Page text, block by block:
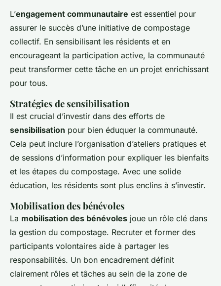
L’engagement communautaire est essentiel pour
assurer le succès d’une initiative de compostage
collectif. En sensibilisant les résidents et en
encourageant la participation active, la communauté
peut transformer cette tâche en un projet enrichissant
pour tous.
Stratégies de sensibilisation
Il est crucial d’investir dans des efforts de
sensibilisation pour bien éduquer la communauté.
Cela peut inclure l’organisation d’ateliers pratiques et
de sessions d’information pour expliquer les bienfaits
et les étapes du compostage. Avec une solide
éducation, les résidents sont plus enclins à s’investir.
Mobilisation des bénévoles
La mobilisation des bénévoles joue un rôle clé dans
la gestion du compostage. Recruter et former des
participants volontaires aide à partager les
responsabilités. Un bon encadrement définit
clairement rôles et tâches au sein de la zone de